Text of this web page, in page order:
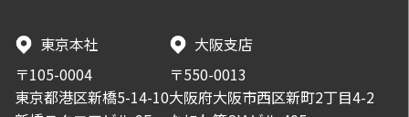
東京本社
〒105-0004
東京都港区新橋5-14-10
大阪支店
〒550-0013
大阪府大阪市西区新町2丁目4-2